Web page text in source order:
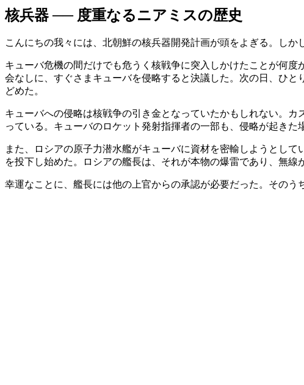
核兵器 ── 度重なるニアミスの歴史
こんにちの我々には、北朝鮮の核兵器開発計画が頭をよぎる。し
キューバ危機の間だけでも危うく核戦争に突入しかけたことが何
会なしに、すぐさまキューバを侵略すると決議した。次の日、ひ
どめた。
キューバへの侵略は核戦争の引き金となっていたかもしれない。カ
っている。キューバのロケット発射指揮者の一部も、侵略が起き
また、ロシアの原子力潜水艦がキューバに資材を密輸しようとし
を投下し始めた。ロシアの艦長は、それが本物の爆雷であり、無
幸運なことに、艦長には他の上官からの承認が必要だった。その